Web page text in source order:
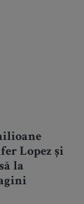
Lopez și
la